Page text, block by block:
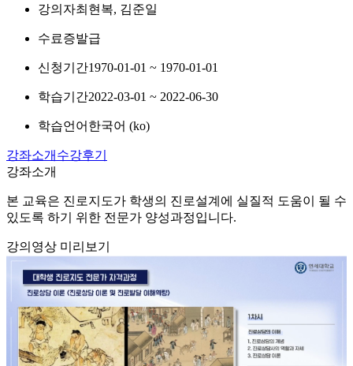
강의자최현복, 김준일
수료증발급
신청기간1970-01-01 ~ 1970-01-01
학습기간2022-03-01 ~ 2022-06-30
학습언어 한국어 ‎(ko)‎
강좌소개 수강후기
강좌소개
본 교육은 진로지도가 학생의 진로설계에 실질적 도움이 될 수
있도록 하기 위한 전문가 양성과정입니다.
강의영상 미리보기